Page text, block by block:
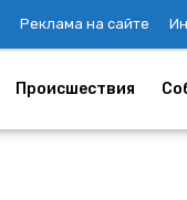
Реклама на сайте
Происшествия